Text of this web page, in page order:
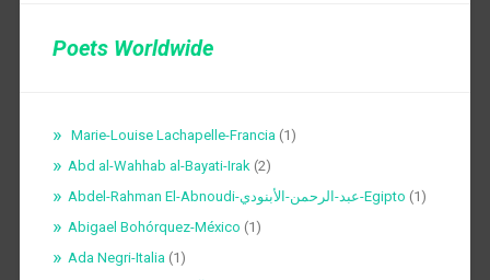
Poets Worldwide
Marie-Louise Lachapelle-Francia(1)
Abd al-Wahhab al-Bayati-Irak(2)
Abdel-Rahman El-Abnoudi-عبد-الرحمن-الأبنودي-Egipto (1)
Abigael Bohórquez-México (1)
Ada Negri-Italia(1)